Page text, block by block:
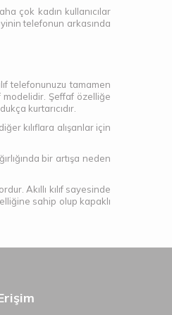
çok kadın kullanıcılar
telefonun arkasında
telefonunuzu tamamen
modelidir. Şeffaf özelliğe
kurtarıcıdır.
kılıflara alışanlar için
bir artışa neden
Akıllı kılıf sayesinde
sahip olup kapaklı